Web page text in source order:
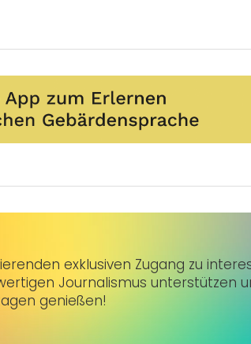
exklusiven Zugang zu
Journalismus unterstützen
genießen!